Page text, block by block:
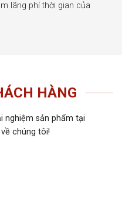
lãng phí thời gian của
HÀNG
nghiệm sản phẩm tại
chúng tôi!